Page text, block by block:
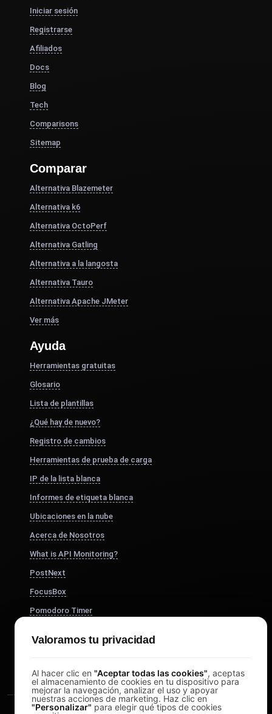
Iniciar sesión
Registrarse
Afiliados
Docs
Blog
Tech
Comparisons
Sitemap
Comparar
Alternativa Blazemeter
Alternativa k6
Alternativa OctoPerf
Alternativa Gatling
Alternativa a la langosta
Alternativa Tauro
Alternativa Apache JMeter
Ver más
Ayuda
Herramientas gratuitas
Glosario
Lista de plantillas
¿Qué hay de nuevo?
Registro de cambios
Herramientas de prueba de carga
IP de la lista blanca
Informes de etiqueta blanca
Ubicaciones en la nube
Acerca de Nosotros
What is API Monitoring?
PostNext
FocusBox
Pomodoro Timer
Valoramos tu privacidad
Al hacer clic en "Aceptar todas las cookies", aceptas
el almacenamiento de cookies en tu dispositivo para
mejorar la navegación, analizar el uso y apoyar
nuestras acciones de marketing. Haz clic en
"Personalizar" para elegir qué tipos de cookies